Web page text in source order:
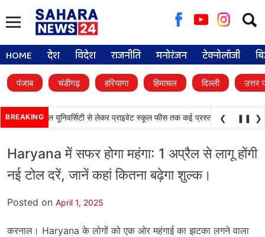
for:
HOME देश विदेश राजनीति मनोरंजन टेक्नोलॉजी
पंजाब चंडीगढ़ हरियाणा हिमाचल दिल्ली उत्तर
BREAKING
डिजिटल यूनिवर्सिटी से लेकर प्राइवेट स्कूल फीस तक कई प्रस्तावों को मंजूरी •
❮ ❚❚ ❯
Haryana में सफर होगा महंगा: 1 अप्रैल से लागू होंगी
नई टोल दरें, जानें कहां कितना बढ़ेगा शुल्क।
Posted on April 1, 2025
करनाल। Haryana के लोगों को एक ओर महंगाई का झटका लगने वाला